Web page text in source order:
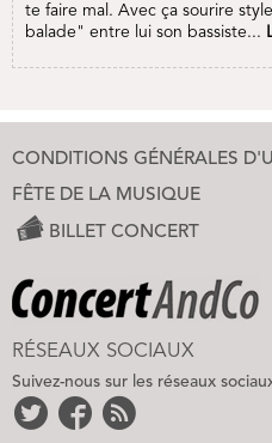
te faire mal. Avec ça sourire
balade" entre lui son bassiste...
CONDITIONS GÉNÉRALES
FÊTE DE LA MUSIQUE
BILLET CONCERT
RÉSEAUX SOCIAUX
Suivez-nous sur les réseaux